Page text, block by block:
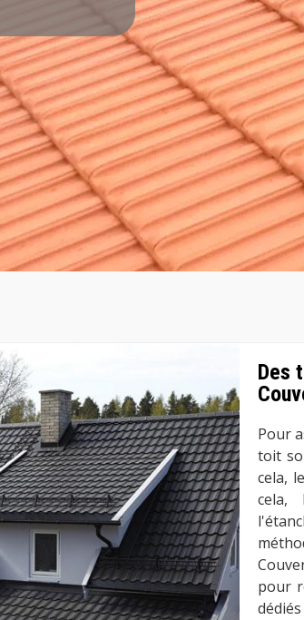
Des
Pour
toit
cela,
cela,
pour